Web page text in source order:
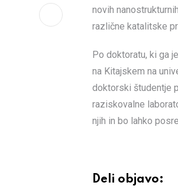
Share
novih
različne katalitske
Po doktoratu, ki ga
na Kitajskem na
doktorski študentje
raziskovalne
njih in bo lahko
Deli objavo: